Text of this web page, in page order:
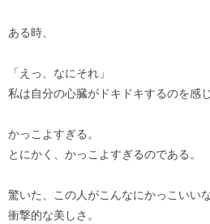
ある時、
「えっ、なにそれ」
私は自分の心臓がドキドキするのを感じ
かっこよすぎる。
とにかく、かっこよすぎるのである。
驚いた、この人がこんなにかっこいいな
衝撃的な美しさ。